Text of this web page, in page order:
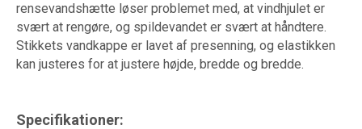
rensevandshætte løser problemet med, at vindhjulet er
svært at rengøre, og spildevandet er svært at håndtere.
Stikkets vandkappe er lavet af presenning, og elastikken
kan justeres for at justere højde, bredde og bredde.
Specifikationer: